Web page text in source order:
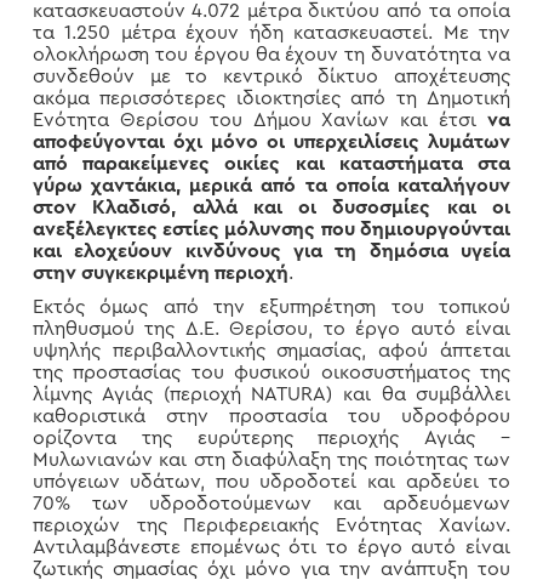
κατασκευαστούν 4.072 μέτρα δικτύου από τα οποία
τα 1.250 μέτρα έχουν ήδη κατασκευαστεί. Με την
ολοκλήρωση του έργου θα έχουν τη δυνατότητα να
συνδεθούν με το κεντρικό δίκτυο αποχέτευσης
ακόμα περισσότερες ιδιοκτησίες από τη Δημοτική
Ενότητα Θερίσου του Δήμου Χανίων και έτσινα
αποφεύγονται όχι μόνο οι υπερχειλίσεις λυμάτων
από παρακείμενες οικίες και καταστήματα στα
γύρω χαντάκια, μερικά από τα οποία καταλήγουν
στον Κλαδισό, αλλά και οι δυσοσμίες και οι
ανεξέλεγκτες εστίες μόλυνσης που δημιουργούνται
και ελοχεύουν κινδύνους για τη δημόσια υγεία
στην συγκεκριμένη περιοχή.
Εκτός όμως από την εξυπηρέτηση του τοπικού
πληθυσμού της Δ.Ε. Θερίσου, το έργο αυτό είναι
υψηλής περιβαλλοντικής σημασίας, αφού άπτεται
της προστασίας του φυσικού οικοσυστήματος της
λίμνης Αγιάς (περιοχή NATURA) και θα συμβάλλει
καθοριστικά στην προστασία του υδροφόρου
ορίζοντα της ευρύτερης περιοχής Αγιάς –
Μυλωνιανών και στη διαφύλαξη της ποιότητας των
υπόγειων υδάτων, που υδροδοτεί και αρδεύει το
70% των υδροδοτούμενων και αρδευόμενων
περιοχών της Περιφερειακής Ενότητας Χανίων.
Αντιλαμβάνεστε επομένως ότι το έργο αυτό είναι
ζωτικής σημασίας όχι μόνο για την ανάπτυξη του